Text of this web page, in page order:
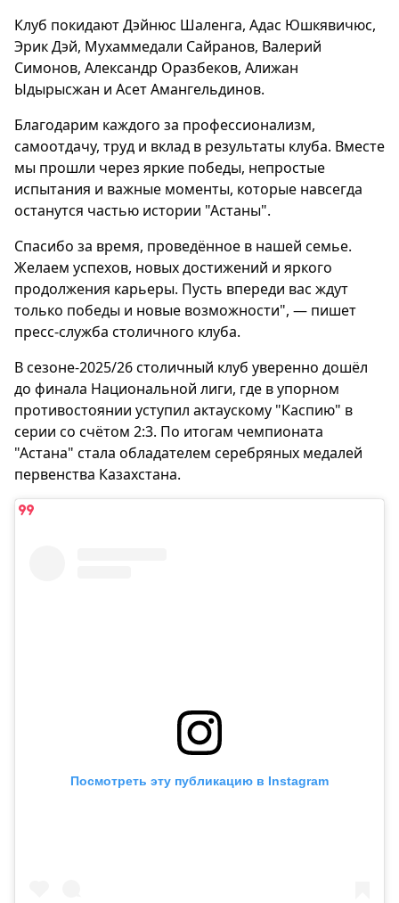
Клуб покидают Дэйнюс Шаленга, Адас Юшкявичюс,
Эрик Дэй, Мухаммедали Сайранов, Валерий
Симонов, Александр Оразбеков, Алижан
Ыдырысжан и Асет Амангельдинов.
Благодарим каждого за профессионализм,
самоотдачу, труд и вклад в результаты клуба. Вместе
мы прошли через яркие победы, непростые
испытания и важные моменты, которые навсегда
останутся частью истории "Астаны".
Спасибо за время, проведённое в нашей семье.
Желаем успехов, новых достижений и яркого
продолжения карьеры. Пусть впереди вас ждут
только победы и новые возможности", — пишет
пресс-служба столичного клуба.
В сезоне-2025/26 столичный клуб уверенно дошёл
до финала Национальной лиги, где в упорном
противостоянии уступил актаускому "Каспию" в
серии со счётом 2:3. По итогам чемпионата
"Астана" стала обладателем серебряных медалей
первенства Казахстана.
Посмотреть эту публикацию в Instagram